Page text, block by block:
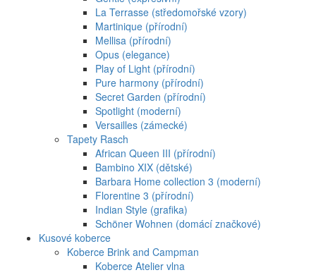
La Terrasse (středomořské vzory)
Martinique (přírodní)
Mellisa (přírodní)
Opus (elegance)
Play of Light (přírodní)
Pure harmony (přírodní)
Secret Garden (přírodní)
Spotlight (moderní)
Versailles (zámecké)
Tapety Rasch
African Queen III (přírodní)
Bambino XIX (dětské)
Barbara Home collection 3 (moderní)
Florentine 3 (přírodní)
Indian Style (grafika)
Schöner Wohnen (domácí značkové)
Kusové koberce
Koberce Brink and Campman
Koberce Atelier vlna